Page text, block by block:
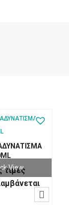
τιμές
View
